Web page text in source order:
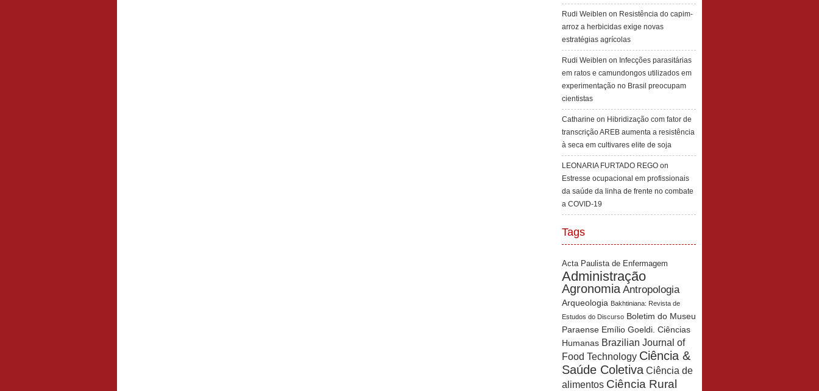
Rudi Weiblen on Resistência do capim-
arroz a herbicidas exige novas
estratégias agrícolas
Rudi Weiblen on Infecções parasitárias
em ratos e camundongos utilizados em
experimentação no Brasil preocupam
cientistas
Catharine on Hibridização com fator de
transcrição AREB aumenta a resistência
à seca em cultivares elite de soja
LEONARIA FURTADO REGO on
Estresse ocupacional em profissionais
da saúde da linha de frente no combate
a COVID-19
Tags
Acta Paulista de Enfermagem
Administração
Agronomia Antropologia
Arqueologia Bakhtiniana: Revista de
Estudos do Discurso Boletim do Museu
Paraense Emílio Goeldi. Ciências
Humanas Brazilian Journal of
Food Technology Ciência &
Saúde Coletiva Ciência de
alimentos Ciência Rural